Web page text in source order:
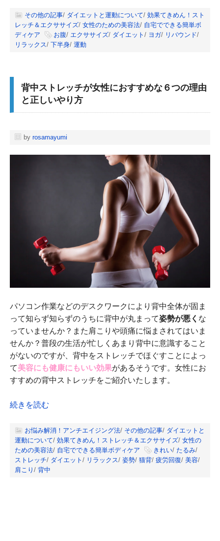
その他の記事/ ダイエットと運動について/ 効果てきめん！スト
レッチ＆エクササイズ/ 女性のための美容法/ 自宅でできる簡単ボ
ディケア
お腹/ エクササイズ/ ダイエット / ヨガ/ リバウンド/
リラックス/ 下半身/ 運動
背中ストレッチが女性におすすめな６つの理由
と正しいやり方
by rosamayumi
パソコン作業などのデスクワークにより背中全体が固ま
って知らず知らずのうちに背中が丸まって姿勢が悪く な
っていませんか？また肩こりや頭痛に悩まされてはいま
せんか？普段の生活が忙しくあまり背中に意識すること
がないのですが、背中をストレッチでほぐすことによっ
て美容にも健康にもいい効果があるそうです。女性にお
すすめの背中ストレッチをご紹介いたします。
続きを読む
お悩み解消！アンチエイジング法/ その他の記事/ ダイエットと
運動について/ 効果てきめん！ストレッチ＆エクササイズ/ 女性の
ための美容法/ 自宅でできる簡単ボディケア きれい/ たるみ/
ストレッチ/ ダイエット / リラックス/ 姿勢/ 猫背/ 疲労回復/ 美容/
肩こり / 背中